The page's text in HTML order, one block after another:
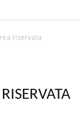
riservata